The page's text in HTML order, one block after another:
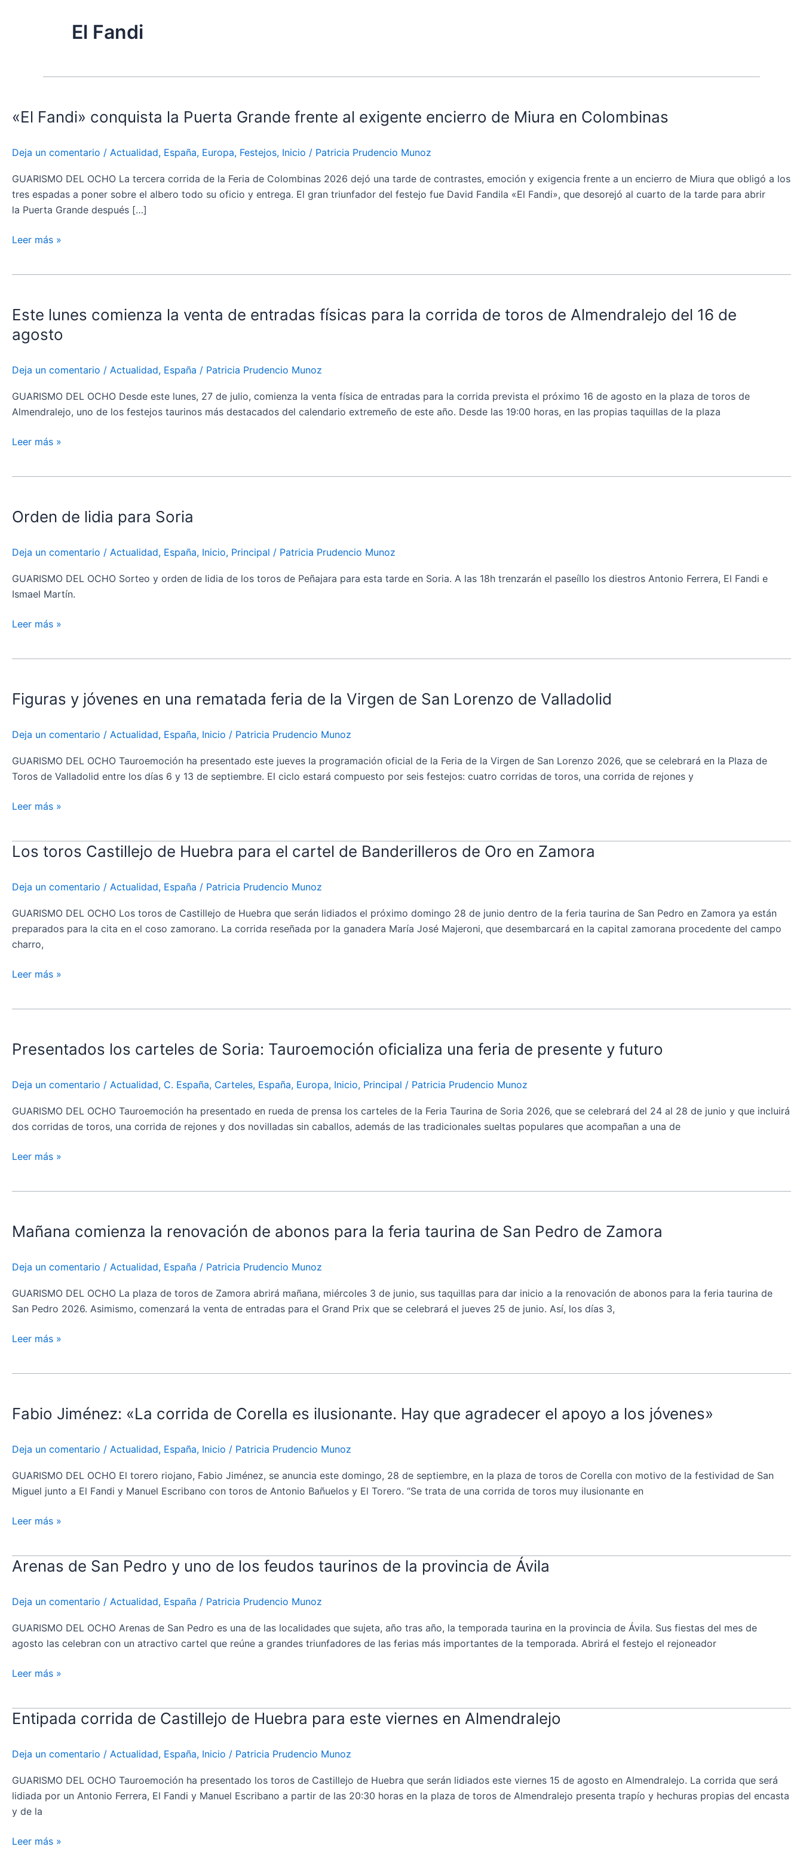
El Fandi
«El Fandi» conquista la Puerta Grande frente al exigente encierro de Miura en Colombinas
Deja un comentario / Actualidad, España, Europa, Festejos, Inicio / Patricia Prudencio Munoz
GUARISMO DEL OCHO La tercera corrida de la Feria de Colombinas 2026 dejó una tarde de contrastes, emoción y exigencia frente a un encierro de Miura que obligó a los
tres espadas a poner sobre el albero todo su oficio y entrega. El gran triunfador del festejo fue David Fandila «El Fandi», que desorejó al cuarto de la tarde para abrir
la Puerta Grande después […]
conquista
Puerta
Grande
frente
al
exigente
de
Leer más »
Este lunes comienza la venta de entradas físicas para la corrida de toros de Almendralejo del 16 de
agosto
Deja un comentario / Actualidad, España / Patricia Prudencio Munoz
GUARISMO DEL OCHO Desde este lunes, 27 de julio, comienza la venta física de entradas para la corrida prevista el próximo 16 de agosto en la plaza de toros de
Almendralejo, uno de los festejos taurinos más destacados del calendario extremeño de este año. Desde las 19:00 horas, en las propias taquillas de la plaza
comienza
la
venta
entradas
físicas
para
corrida
del
de
agosto
Leer más »
Orden de lidia para Soria
Deja un comentario / Actualidad, España, Inicio, Principal / Patricia Prudencio Munoz
GUARISMO DEL OCHO Sorteo y orden de lidia de los toros de Peñajara para esta tarde en Soria. A las 18h trenzarán el paseíllo los diestros Antonio Ferrera, El Fandi e
Ismael Martín.
lidia
Soria
Leer más »
Figuras y jóvenes en una rematada feria de la Virgen de San Lorenzo de Valladolid
Deja un comentario / Actualidad, España, Inicio / Patricia Prudencio Munoz
GUARISMO DEL OCHO Tauroemoción ha presentado este jueves la programación oficial de la Feria de la Virgen de San Lorenzo 2026, que se celebrará en la Plaza de
Toros de Valladolid entre los días 6 y 13 de septiembre. El ciclo estará compuesto por seis festejos: cuatro corridas de toros, una corrida de rejones y
jóvenes
una
rematada
feria
de
Virgen
Lorenzo
Valladolid
Leer más »
Los toros Castillejo de Huebra para el cartel de Banderilleros de Oro en Zamora
Deja un comentario / Actualidad, España / Patricia Prudencio Munoz
GUARISMO DEL OCHO Los toros de Castillejo de Huebra que serán lidiados el próximo domingo 28 de junio dentro de la feria taurina de San Pedro en Zamora ya están
preparados para la cita en el coso zamorano. La corrida reseñada por la ganadera María José Majeroni, que desembarcará en la capital zamorana procedente del campo
charro,
Los
de
Huebra
para
el
de
Zamora
Leer más »
Presentados los carteles de Soria: Tauroemoción oficializa una feria de presente y futuro
Deja un comentario / Actualidad, C. España, Carteles, España, Europa, Inicio, Principal / Patricia Prudencio Munoz
GUARISMO DEL OCHO Tauroemoción ha presentado en rueda de prensa los carteles de la Feria Taurina de Soria 2026, que se celebrará del 24 al 28 de junio y que incluirá
dos corridas de toros, una corrida de rejones y dos novilladas sin caballos, además de las tradicionales sueltas populares que acompañan a una de
carteles
Soria:
Tauroemoción
oficializa
una
de
Leer más »
Mañana comienza la renovación de abonos para la feria taurina de San Pedro de Zamora
Deja un comentario / Actualidad, España / Patricia Prudencio Munoz
GUARISMO DEL OCHO La plaza de toros de Zamora abrirá mañana, miércoles 3 de junio, sus taquillas para dar inicio a la renovación de abonos para la feria taurina de
San Pedro 2026. Asimismo, comenzará la venta de entradas para el Grand Prix que se celebrará el jueves 25 de junio. Así, los días 3,
la
de
abonos
para
la
taurina
Zamora
Leer más »
Fabio Jiménez: «La corrida de Corella es ilusionante. Hay que agradecer el apoyo a los jóvenes»
Deja un comentario / Actualidad, España, Inicio / Patricia Prudencio Munoz
GUARISMO DEL OCHO El torero riojano, Fabio Jiménez, se anuncia este domingo, 28 de septiembre, en la plaza de toros de Corella con motivo de la festividad de San
Miguel junto a El Fandi y Manuel Escribano con toros de Antonio Bañuelos y El Torero. “Se trata de una corrida de toros muy ilusionante en
«La
de
Corella
es
ilusionante.
que
apoyo
los
Leer más »
Arenas de San Pedro y uno de los feudos taurinos de la provincia de Ávila
Deja un comentario / Actualidad, España / Patricia Prudencio Munoz
GUARISMO DEL OCHO Arenas de San Pedro es una de las localidades que sujeta, año tras año, la temporada taurina en la provincia de Ávila. Sus fiestas del mes de
agosto las celebran con un atractivo cartel que reúne a grandes triunfadores de las ferias más importantes de la temporada. Abrirá el festejo el rejoneador
Arenas
Pedro
y
uno
los
de
provincia
Ávila
Leer más »
Entipada corrida de Castillejo de Huebra para este viernes en Almendralejo
Deja un comentario / Actualidad, España, Inicio / Patricia Prudencio Munoz
GUARISMO DEL OCHO Tauroemoción ha presentado los toros de Castillejo de Huebra que serán lidiados este viernes 15 de agosto en Almendralejo. La corrida que será
lidiada por un Antonio Ferrera, El Fandi y Manuel Escribano a partir de las 20:30 horas en la plaza de toros de Almendralejo presenta trapío y hechuras propias del encasta
y de la
Entipada
corrida
Castillejo
de
Huebra
para
viernes
Leer más »